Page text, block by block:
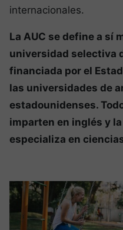
internacionales.
La AUC se define a sí
universidad selectiva
financiada por el
las universidades de
estadounidenses.
imparten en inglés y
especializa en